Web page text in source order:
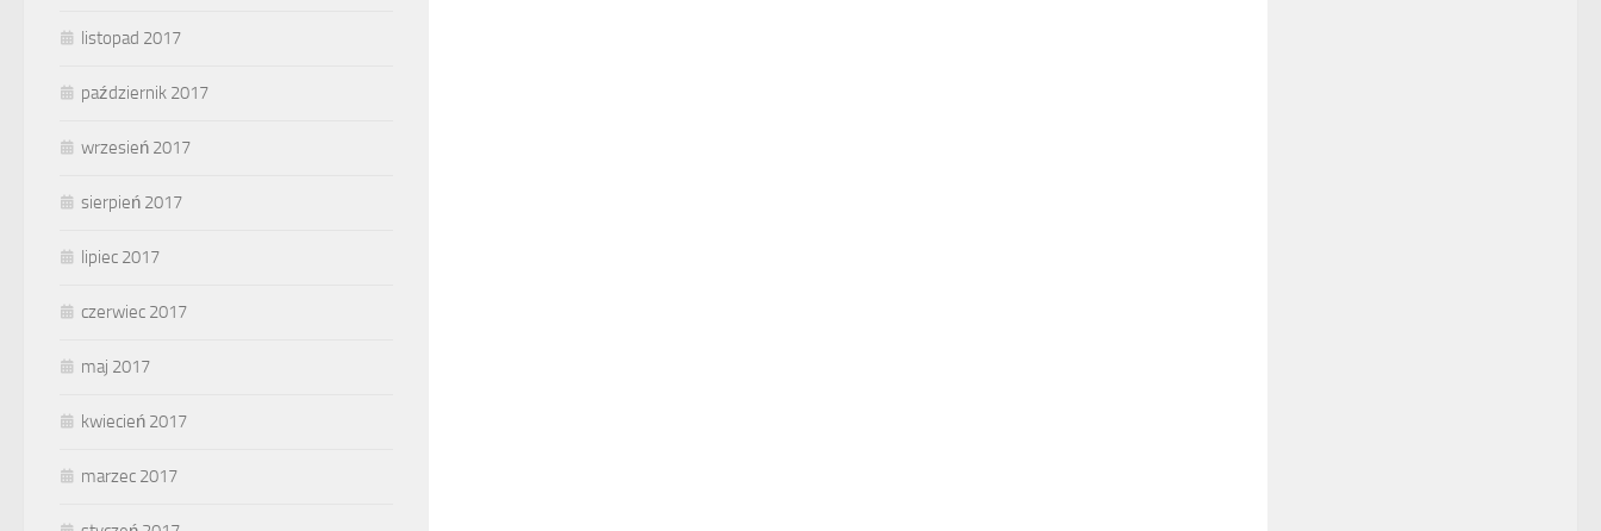
listopad 2017
październik 2017
wrzesień 2017
sierpień 2017
lipiec 2017
czerwiec 2017
maj 2017
kwiecień 2017
marzec 2017